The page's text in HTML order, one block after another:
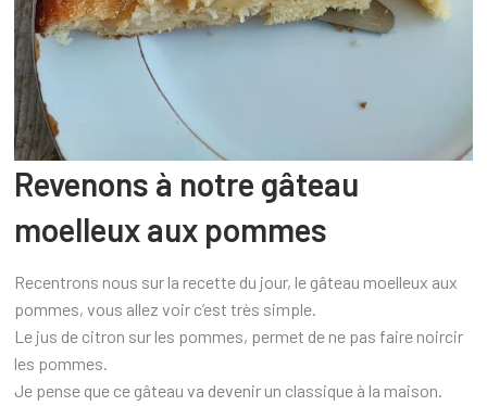
Revenons à notre gâteau
moelleux aux pommes
Recentrons nous sur la recette du jour, le gâteau moelleux aux
pommes, vous allez voir c’est très simple.
Le jus de citron sur les pommes, permet de ne pas faire noircir
les pommes.
Je pense que ce gâteau va devenir un classique à la maison.